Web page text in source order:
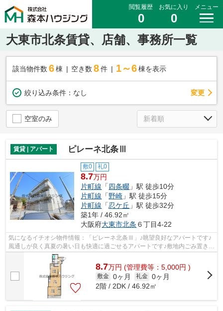
閲覧履歴
0
お気に入り
0
メニュー
大東市北条賃貸、店舗、事務所一覧
該当物件数 6棟 空き数 8 件 1～6 棟を表示
絞り込み条件： なし 変更
空室のみ
賃貸 | アパート ピレーネ北条Ⅲ
敷0 礼0
8.7万円
片町線 「四条畷 」駅 徒歩10分
片町線 「野崎 」駅 徒歩15分
片町線 「忍ケ丘 」駅 徒歩32分
築1年 / 46.92㎡
大阪府大東市北条 ６丁目4-22
気になるイチオシ物件情報：「ピレーネ北条Ⅲ」♪眺望良好なアパートです♪
風通しが良く真夏の暑い日も快適に過ごせるアパートです♪敷地内ごみ置き場
は、忙しいあなたの時間を有効に活用...
8.7万円 (管理費等：5,000円 )
敷金 0ヶ月 礼金 0ヶ月
2階 / 2DK / 46.92㎡